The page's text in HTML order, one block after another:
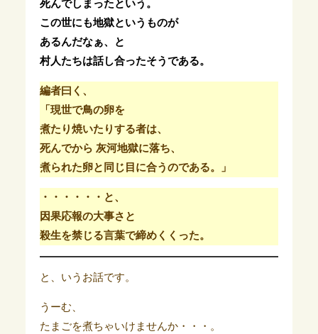
死んでしまったという。
この世にも地獄というものが
あるんだなぁ、と
村人たちは話し合ったそうである。
編者曰く、
「現世で鳥の卵を
煮たり焼いたりする者は、
死んでから 灰河地獄に落ち、
煮られた卵と同じ目に合うのである。」
・・・・・・と、
因果応報の大事さと
殺生を禁じる言葉で締めくくった。
と、いうお話です。
うーむ、
たまごを煮ちゃいけませんか・・・。